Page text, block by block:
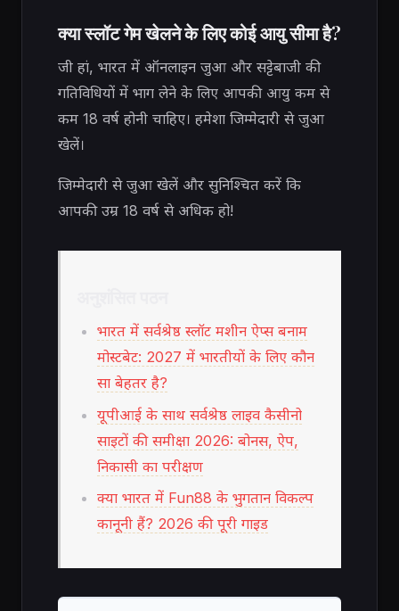
क्या स्लॉट गेम खेलने के लिए कोई आयु सीमा है?
जी हां, भारत में ऑनलाइन जुआ और सट्टेबाजी की
गतिविधियों में भाग लेने के लिए आपकी आयु कम से
कम 18 वर्ष होनी चाहिए। हमेशा जिम्मेदारी से जुआ
खेलें।
जिम्मेदारी से जुआ खेलें और सुनिश्चित करें कि
आपकी उम्र 18 वर्ष से अधिक हो!
भारत में सर्वश्रेष्ठ स्लॉट मशीन ऐप्स बनाम
मोस्टबेट: 2027 में भारतीयों के लिए कौन
सा बेहतर है?
यूपीआई के साथ सर्वश्रेष्ठ लाइव कैसीनो
साइटों की समीक्षा 2026: बोनस, ऐप,
निकासी का परीक्षण
क्या भारत में Fun88 के भुगतान विकल्प
कानूनी हैं? 2026 की पूरी गाइड